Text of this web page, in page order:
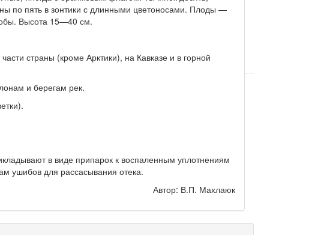
по пять в зонтики с длинными цветоносами. Плоды —
Высота 15—40 см.
страны (кроме Арктики), на Кавказе и в горной
и берегам рек.
в виде припарок к воспаленным уплотнениям
ушибов для рассасывания отека.
Автор: В.П. Махлаюк